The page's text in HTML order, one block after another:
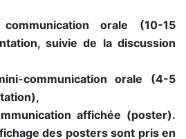
orale (10-15
suivie de la discussion
communication orale (4-5
affichée (poster).
des posters sont pris en